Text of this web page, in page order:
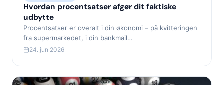
Hvordan procentsatser afgør dit faktiske
udbytte
Procentsatser er overalt i din økonomi – på kvitteringen
fra supermarkedet, i din bankmail…
24. jun 2026